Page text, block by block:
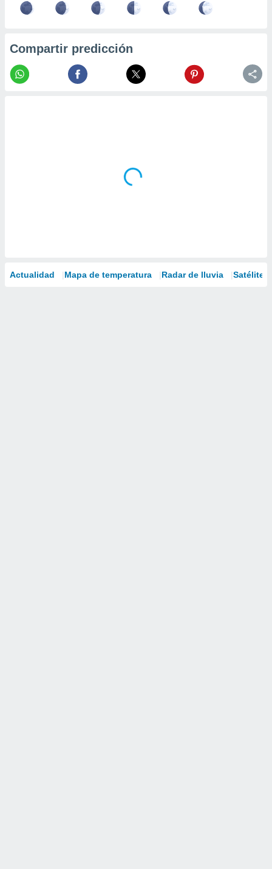
Compartir predicción
Actualidad Mapa de temperatura Radar de lluvia Satélites